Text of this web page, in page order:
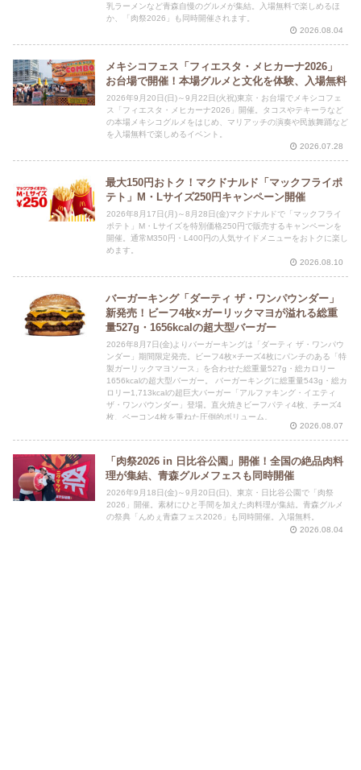
乳ラーメンなど青森自慢のグルメが集結。入場無料で楽しめるほ
か、「肉祭2026」も同時開催されます。
2026.08.04
メキシコフェス「フィエスタ・メヒカーナ2026」
お台場で開催！本場グルメと文化を体験、入場無料
2026年9月20日(日)～9月22日(火祝)東京・お台場でメキシコフェ
ス「フィエスタ・メヒカーナ2026」開催。タコスやテキーラなど
の本場メキシコグルメをはじめ、マリアッチの演奏や民族舞踊など
を入場無料で楽しめるイベント。
2026.07.28
最大150円おトク！マクドナルド「マックフライポ
テト」M・Lサイズ250円キャンペーン開催
2026年8月17日(月)～8月28日(金)マクドナルドで「マックフライ
ポテト」M・Lサイズを特別価格250円で販売するキャンペーンを
開催。通常M350円・L400円の人気サイドメニューをおトクに楽し
めます。
2026.08.10
バーガーキング「ダーティ ザ・ワンパウンダー」
新発売！ビーフ4枚×ガーリックマヨが溢れる総重
量527g・1656kcalの超大型バーガー
2026年8月7日(金)よりバーガーキングは「ダーティ ザ・ワンパウ
ンダー」期間限定発売。ビーフ4枚×チーズ4枚にパンチのある「特
製ガーリックマヨソース」を合わせた総重量527g・総カロリー
1656kcalの超大型バーガー。 バーガーキングに総重量543g・総カ
ロリー1,713kcalの超巨大バーガー「アルファキング・イエティ
ザ・ワンパウンダー」登場。直火焼きビーフパティ4枚、チーズ4
枚、ベーコン4枚を重ねた圧倒的ボリューム。
2026.08.07
「肉祭2026 in 日比谷公園」開催！全国の絶品肉料
理が集結、青森グルメフェスも同時開催
2026年9月18日(金)～9月20日(日)、東京・日比谷公園で「肉祭
2026」開催。素材にひと手間を加えた肉料理が集結。青森グルメ
の祭典「んめぇ青森フェス2026」も同時開催。入場無料。
2026.08.04